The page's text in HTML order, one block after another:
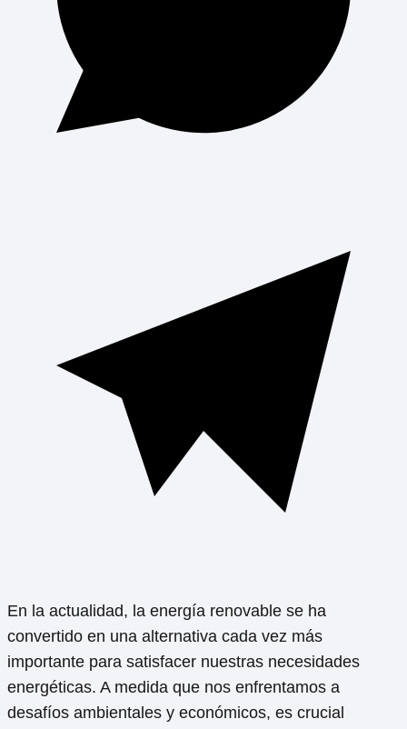
En la actualidad, la energía renovable se ha
convertido en una alternativa cada vez más
importante para satisfacer nuestras necesidades
energéticas. A medida que nos enfrentamos a
desafíos ambientales y económicos, es crucial